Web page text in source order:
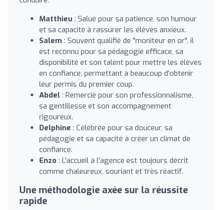
Matthieu : Salué pour sa patience, son humour
et sa capacité à rassurer les élèves anxieux.
Salem : Souvent qualifié de "moniteur en or", il
est reconnu pour sa pédagogie efficace, sa
disponibilité et son talent pour mettre les élèves
en confiance, permettant à beaucoup d'obtenir
leur permis du premier coup.
Abdel : Remercié pour son professionnalisme,
sa gentillesse et son accompagnement
rigoureux.
Delphine : Célébrée pour sa douceur, sa
pédagogie et sa capacité à créer un climat de
confiance.
Enzo : L'accueil à l'agence est toujours décrit
comme chaleureux, souriant et très réactif.
Une méthodologie axée sur la réussite
rapide